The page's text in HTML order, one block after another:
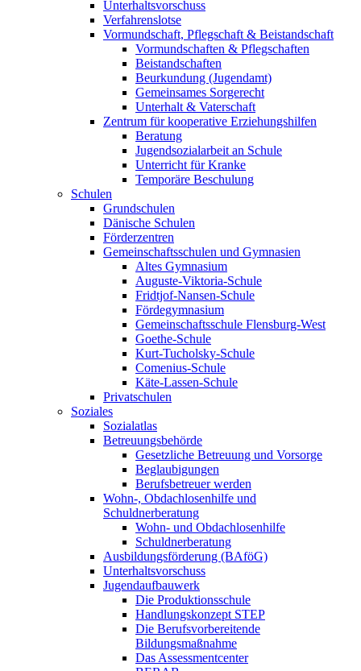
Unterhaltsvorschuss
Verfahrenslotse
Vormundschaft, Pflegschaft & Beistandschaft
Vormundschaften & Pflegschaften
Beistandschaften
Beurkundung (Jugendamt)
Gemeinsames Sorgerecht
Unterhalt & Vaterschaft
Zentrum für kooperative Erziehungshilfen
Beratung
Jugendsozialarbeit an Schule
Unterricht für Kranke
Temporäre Beschulung
Schulen
Grundschulen
Dänische Schulen
Förderzentren
Gemeinschaftsschulen und Gymnasien
Altes Gymnasium
Auguste-Viktoria-Schule
Fridtjof-Nansen-Schule
Fördegymnasium
Gemeinschaftsschule Flensburg-West
Goethe-Schule
Kurt-Tucholsky-Schule
Comenius-Schule
Käte-Lassen-Schule
Privatschulen
Soziales
Sozialatlas
Betreuungsbehörde
Gesetzliche Betreuung und Vorsorge
Beglaubigungen
Berufsbetreuer werden
Wohn-, Obdachlosenhilfe und
Schuldnerberatung
Wohn- und Obdachlosenhilfe
Schuldnerberatung
Ausbildungsförderung (BAföG)
Unterhaltsvorschuss
Jugendaufbauwerk
Die Produktionsschule
Handlungskonzept STEP
Die Berufsvorbereitende
Bildungsmaßnahme
Das Assessmentcenter